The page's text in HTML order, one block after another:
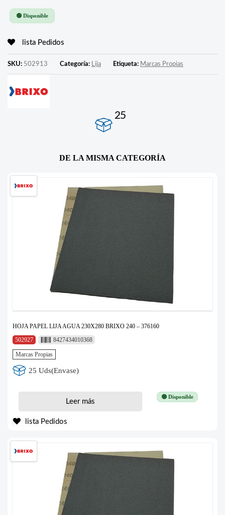
🟢 Disponible
lista Pedidos
SKU: 502913 Categoría: Lija Etiqueta: Marcas Propias
25
DE LA MISMA CATEGORÍA
HOJA PAPEL LIJA AGUA 230X280 BRIXO 240 – 376160
502927
8427434010368
Marcas Propias
25 Uds(Envase)
🟢 Disponible
Leer más
lista Pedidos